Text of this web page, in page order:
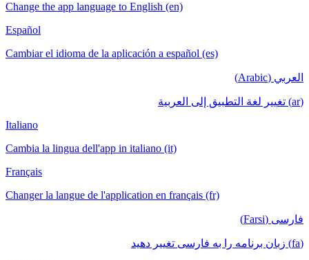
Change the app language to English (en)
Español
Cambiar el idioma de la aplicación a español (es)
العربي (Arabic)
(ar) تغيير لغة التطبيق إلى العربية
Italiano
Cambia la lingua dell'app in italiano (it)
Français
Changer la langue de l'application en français (fr)
فارسی (Farsi)
(fa) زبان برنامه را به فارسی تغییر دهید